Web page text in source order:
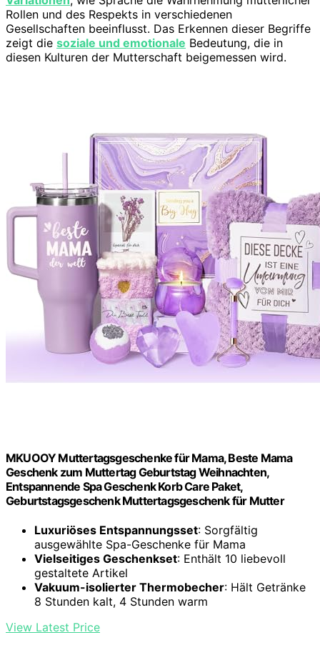
Rollen und des Respekts in verschiedenen
Gesellschaften beeinflusst. Das Erkennen dieser Begriffe
zeigt die soziale und emotionale Bedeutung, die in
diesen Kulturen der Mutterschaft beigemessen wird.
MKUOOY Muttertagsgeschenke für Mama, Beste Mama
Geschenk zum Muttertag Geburtstag Weihnachten,
Entspannende Spa Geschenk Korb Care Paket,
Geburtstagsgeschenk Muttertagsgeschenk für Mutter
Luxuriöses Entspannungsset: Sorgfältig
ausgewählte Spa-Geschenke für Mama
Vielseitiges Geschenkset: Enthält 10 liebevoll
gestaltete Artikel
Vakuum-isolierter Thermobecher: Hält Getränke
8 Stunden kalt, 4 Stunden warm
View Latest Price